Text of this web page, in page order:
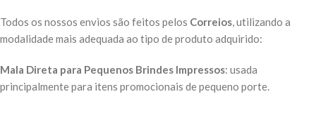
Todos os nossos envios são feitos pelos Correios, utilizando a
modalidade mais adequada ao tipo de produto adquirido:
Mala Direta para Pequenos Brindes Impressos: usada
principalmente para itens promocionais de pequeno porte.